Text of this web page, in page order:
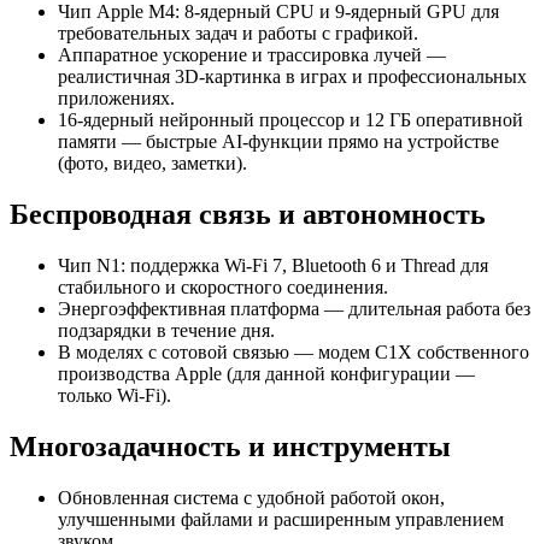
Чип Apple M4: 8‑ядерный CPU и 9‑ядерный GPU для
требовательных задач и работы с графикой.
Аппаратное ускорение и трассировка лучей —
реалистичная 3D‑картинка в играх и профессиональных
приложениях.
16‑ядерный нейронный процессор и 12 ГБ оперативной
памяти — быстрые AI‑функции прямо на устройстве
(фото, видео, заметки).
Беспроводная связь и автономность
Чип N1: поддержка Wi‑Fi 7, Bluetooth 6 и Thread для
стабильного и скоростного соединения.
Энергоэффективная платформа — длительная работа без
подзарядки в течение дня.
В моделях с сотовой связью — модем C1X собственного
производства Apple (для данной конфигурации —
только Wi‑Fi).
Многозадачность и инструменты
Обновленная система с удобной работой окон,
улучшенными файлами и расширенным управлением